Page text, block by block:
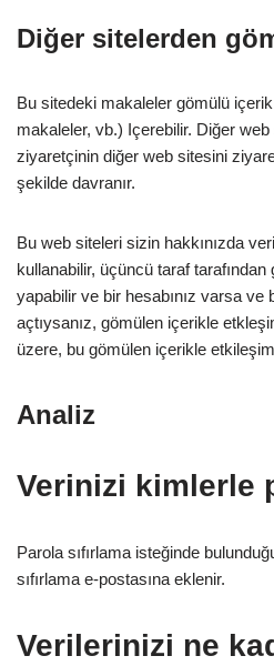
Diğer sitelerden
Bu sitedeki makaleler gömülü
makaleler, vb.) Içerebilir. Diğer
ziyaretçinin diğer web sitesini
şekilde davranır.
Bu web siteleri sizin hakkınızda
kullanabilir, üçüncü taraf
yapabilir ve bir hesabınız varsa ve
açtıysanız, gömülen içerikle
üzere, bu gömülen içerikle
Analiz
Verinizi kimlerle
Parola sıfırlama isteğinde
sıfırlama e-postasına eklenir.
Verilerinizi ne